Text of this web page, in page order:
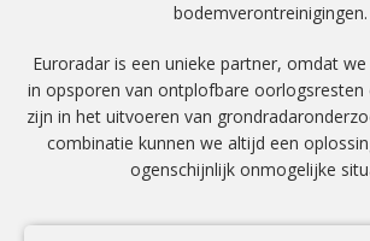
bodemverontreinigingen.
Euroradar is een unieke partner, omdat
in opsporen van ontplofbare oorlogsresten
zijn in het uitvoeren van
combinatie kunnen we altijd een
ogenschijnlijk onmogelijke